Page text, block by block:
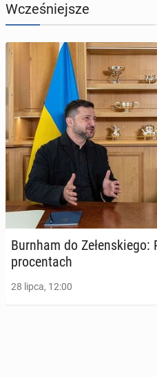
Wcześniejsze
Burnham do
pro­cen­tach
28 lipca, 12:00